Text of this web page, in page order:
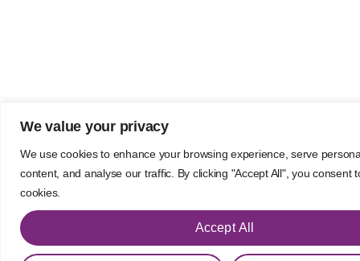
We value your privacy
We use cookies to enhance your browsing experience, serve
content, and analyse our traffic. By clicking "Accept All", you consent
cookies.
Accept All